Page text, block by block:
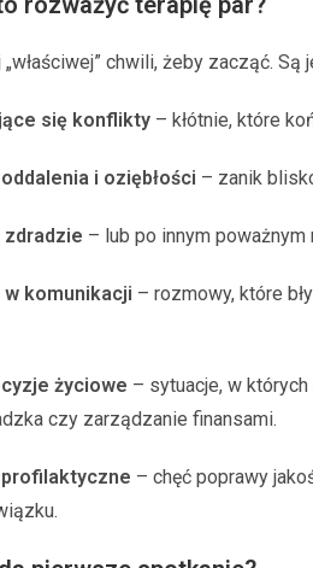
„właściwej” chwili, żeby zacząć.
się konflikty – kłótnie, które
i oziębłości – zanik
zdradzie – lub po innym
w komunikacji – rozmowy, które
życiowe – sytuacje, w
czy zarządzanie finansami.
profilaktyczne – chęć poprawy